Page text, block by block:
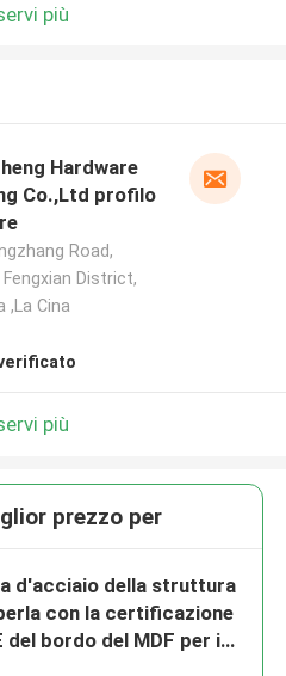
più
Hardware
Co.,Ltd profilo
Road,
District,
,La Cina
più
prezzo per
d'acciaio della struttura
con la certificazione
del bordo del MDF per i